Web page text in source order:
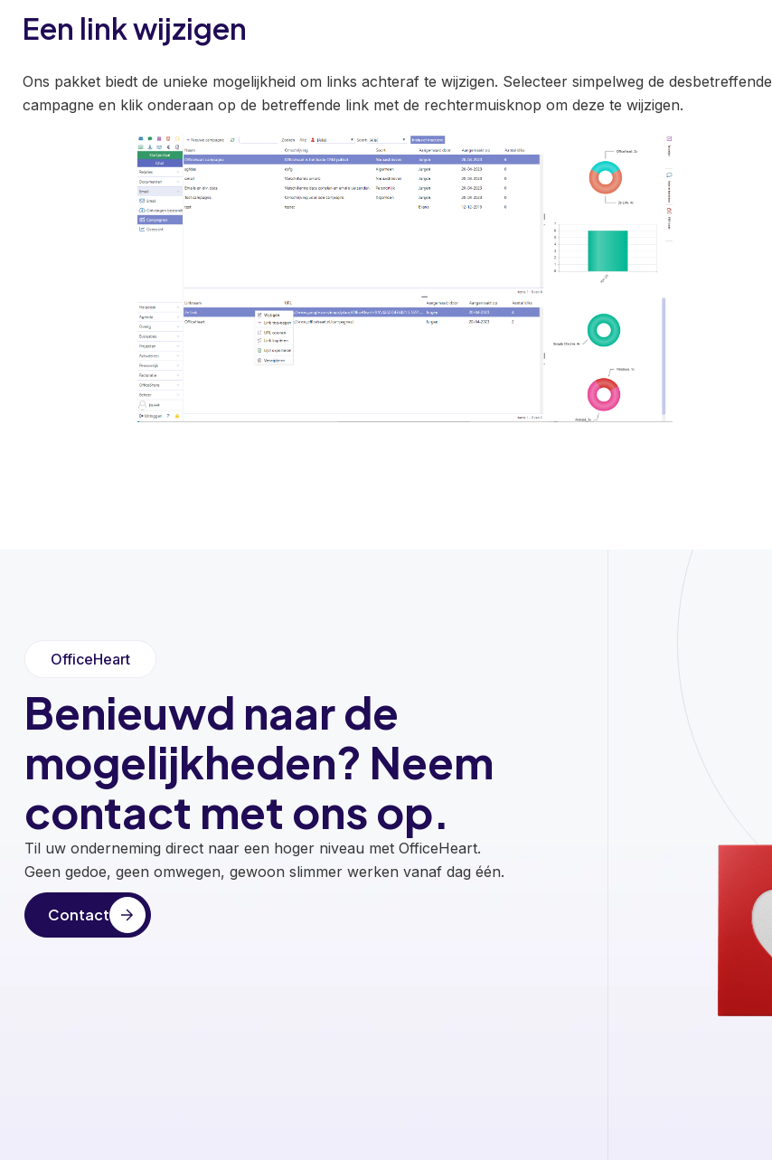
Een link wijzigen
Ons pakket biedt de unieke mogelijkheid om links achteraf te wijzigen. Selecteer simpelweg de desbetreffende
campagne en klik onderaan op de betreffende link met de rechtermuisknop om deze te wijzigen.
OfficeHeart
Benieuwd naar de
mogelijkheden? Neem
contact met ons op.
Til uw onderneming direct naar een hoger niveau met OfficeHeart.
Geen gedoe, geen omwegen, gewoon slimmer werken vanaf dag één.
Contact